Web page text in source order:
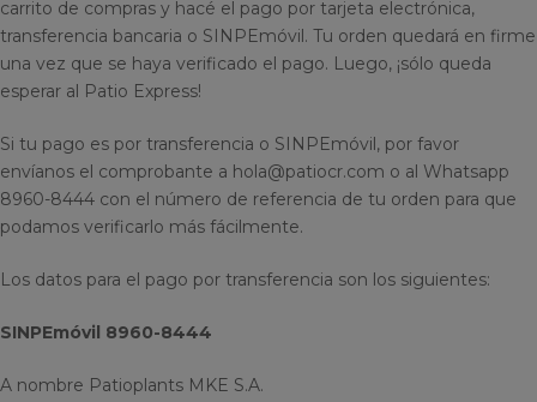
carrito de compras y hacé el pago por tarjeta electrónica,
transferencia bancaria o SINPEmóvil. Tu orden quedará en firme
una vez que se haya verificado el pago. Luego, ¡sólo queda
esperar al Patio Express!
Si tu pago es por transferencia o SINPEmóvil, por favor
envíanos el comprobante a hola@patiocr.com o al Whatsapp
8960-8444 con el número de referencia de tu orden para que
podamos verificarlo más fácilmente.
Los datos para el pago por transferencia son los siguientes:
SINPEmóvil 8960-8444
A nombre Patioplants MKE S.A.